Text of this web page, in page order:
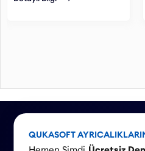
QUKASOFT